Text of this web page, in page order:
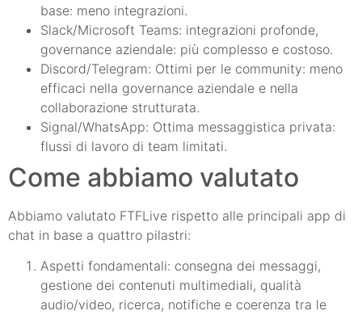
base: meno integrazioni.
Slack/Microsoft Teams: integrazioni profonde,
governance aziendale: più complesso e costoso.
Discord/Telegram: Ottimi per le community: meno
efficaci nella governance aziendale e nella
collaborazione strutturata.
Signal/WhatsApp: Ottima messaggistica privata:
flussi di lavoro di team limitati.
Come abbiamo valutato
Abbiamo valutato FTFLive rispetto alle principali app di
chat in base a quattro pilastri:
Aspetti fondamentali: consegna dei messaggi,
gestione dei contenuti multimediali, qualità
audio/video, ricerca, notifiche e coerenza tra le